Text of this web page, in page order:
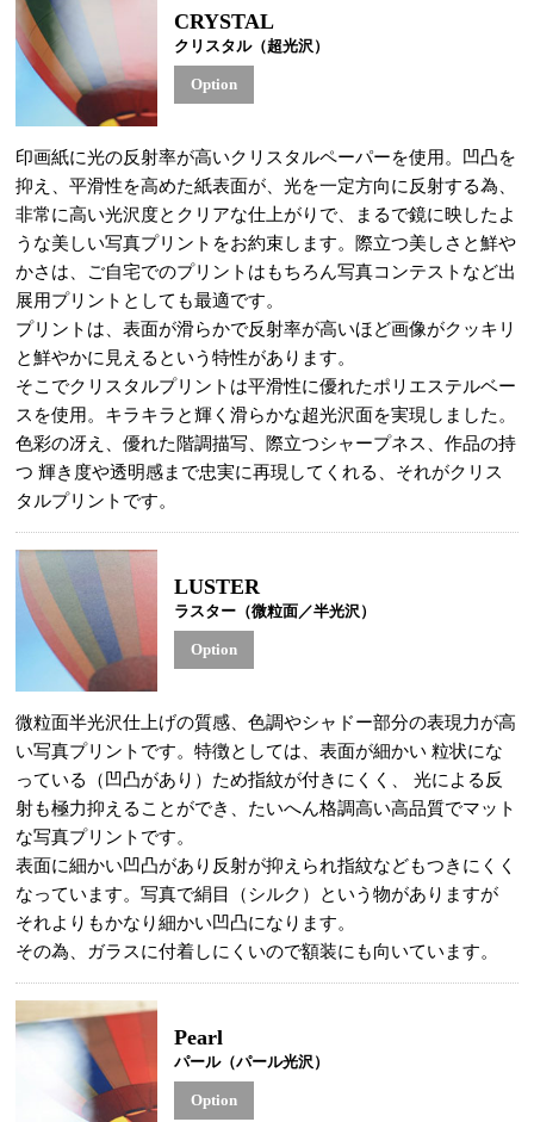
CRYSTAL
クリスタル（超光沢）
Option
印画紙に光の反射率が高いクリスタルペーパーを使用。凹凸を
抑え、平滑性を高めた紙表面が、光を一定方向に反射する為、
非常に高い光沢度とクリアな仕上がりで、まるで鏡に映したよ
うな美しい写真プリントをお約束します。際立つ美しさと鮮や
かさは、ご自宅でのプリントはもちろん写真コンテストなど出
展用プリントとしても最適です。
プリントは、表面が滑らかで反射率が高いほど画像がクッキリ
と鮮やかに見えるという特性があります。
そこでクリスタルプリントは平滑性に優れたポリエステルベー
スを使用。キラキラと輝く滑らかな超光沢面を実現しました。
色彩の冴え、優れた階調描写、際立つシャープネス、作品の持
つ 輝き度や透明感まで忠実に再現してくれる、それがクリス
タルプリントです。
LUSTER
ラスター（微粒面／半光沢）
Option
微粒面半光沢仕上げの質感、色調やシャドー部分の表現力が高
い写真プリントです。特徴としては、表面が細かい 粒状にな
っている（凹凸があり）ため指紋が付きにくく、 光による反
射も極力抑えることができ、たいへん格調高い高品質でマット
な写真プリントです。
表面に細かい凹凸があり反射が抑えられ指紋などもつきにくく
なっています。写真で絹目（シルク）という物がありますが
それよりもかなり細かい凹凸になります。
その為、ガラスに付着しにくいので額装にも向いています。
Pearl
パール（パール光沢）
Option